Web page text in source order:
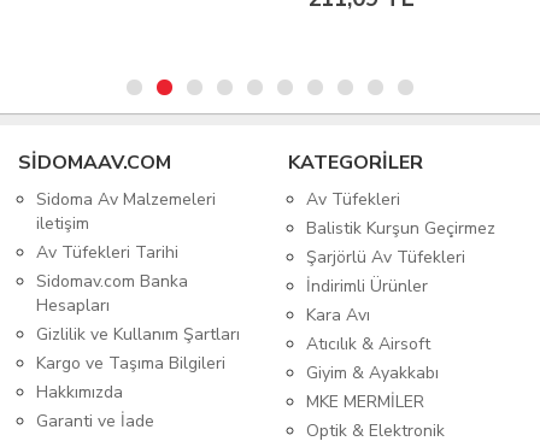
SIDOMAAV.COM
Sidoma Av Malzemeleri
iletişim
Av Tüfekleri Tarihi
Sidomav.com Banka
Hesapları
Gizlilik ve Kullanım Şartları
Kargo ve Taşıma Bilgileri
Hakkımızda
Garanti ve İade
KATEGORİLER
Av Tüfekleri
Balistik Kurşun Geçirmez
Şarjörlü Av Tüfekleri
İndirimli Ürünler
Kara Avı
Atıcılık & Airsoft
Giyim & Ayakkabı
MKE MERMİLER
Optik & Elektronik